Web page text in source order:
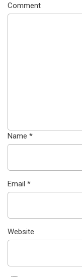
Comment
Name *
Email *
Website